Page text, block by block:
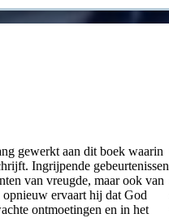
gewerkt aan dit boek waarin
Ingrijpende gebeurtenissen
van vreugde, maar ook van
ervaart hij dat God
ontmoetingen en in het